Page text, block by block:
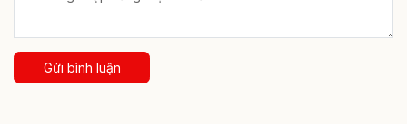
Gửi bình luận